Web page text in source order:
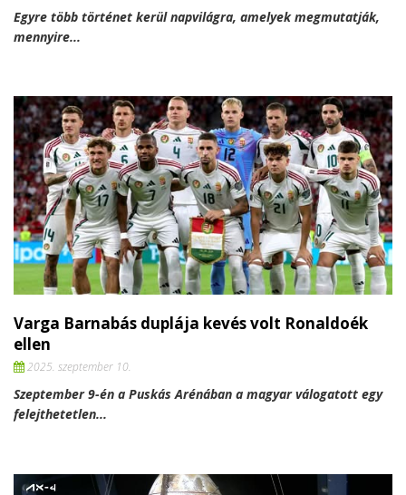
Egyre több történet kerül napvilágra, amelyek megmutatják,
mennyire...
Varga Barnabás duplája kevés volt Ronaldoék
ellen
2025. szeptember 10.
Szeptember 9-én a Puskás Arénában a magyar válogatott egy
felejthetetlen...